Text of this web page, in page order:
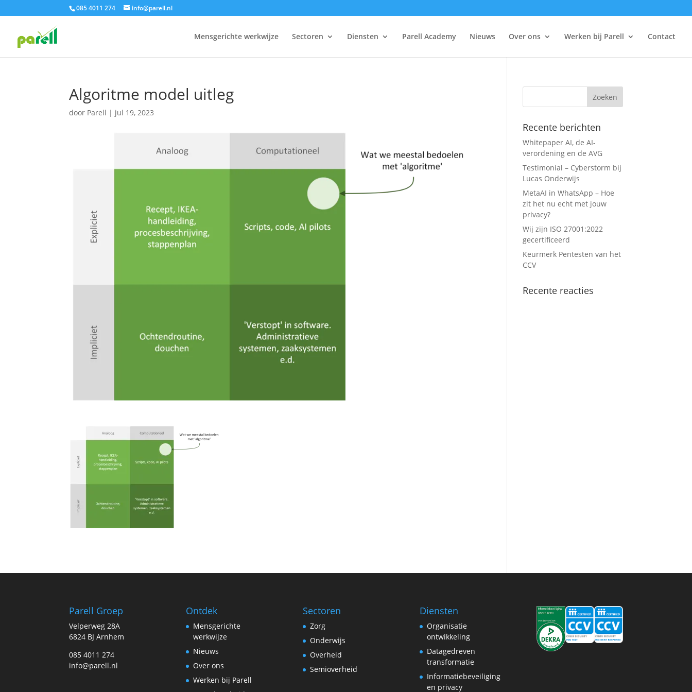
085 4011 274 info@parell.nl
Mensgerichte werkwijze Sectoren Diensten Parell Academy Nieuws Over ons Werken bij Parell Contact
Algoritme model uitleg
door Parell | jul 19, 2023
Recente berichten
Whitepaper AI, de AI-
verordening en de AVG
Testimonial – Cyberstorm bij
Lucas Onderwijs
MetaAI in WhatsApp – Hoe
zit het nu echt met jouw
privacy?
Wij zijn ISO 27001:2022
gecertificeerd
Keurmerk Pentesten van het
CCV
Recente reacties
Parell Groep
Velperweg 28A
6824 BJ Arnhem
085 4011 274
info@parell.nl
Ontdek
Mensgerichte
werkwijze
Nieuws
Over ons
Werken bij Parell
Sectoren
Zorg
Onderwijs
Overheid
Semioverheid
Diensten
Organisatie
ontwikkeling
Datagedreven
transformatie
Informatiebeveiliging
en privacy